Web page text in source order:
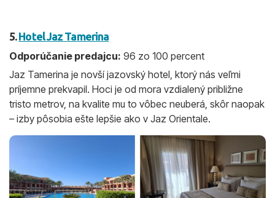
5.Hotel Jaz Tamerina
Odporúčanie predajcu: 96 zo 100 percent
Jaz Tamerina je novší jazovský hotel, ktorý nás veľmi
príjemne prekvapil. Hoci je od mora vzdialený približne
tristo metrov, na kvalite mu to vôbec neuberá, skôr naopak
– izby pôsobia ešte lepšie ako v Jaz Orientale.